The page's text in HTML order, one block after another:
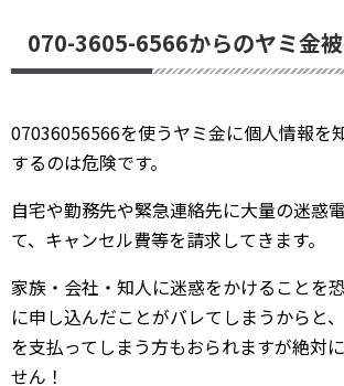
070-3605-6566からのヤミ金
07036056566を使うヤミ金に個人情報を
するのは危険です。
自宅や勤務先や緊急連絡先に大量の迷惑
て、キャンセル費等を請求してきます。
家族・会社・知人に迷惑をかけることを
に申し込んだことがバレてしまうからと
を支払ってしまう方もおられますが絶対
せん！